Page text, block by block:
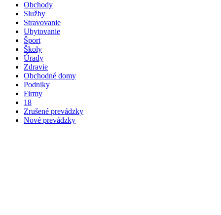
Obchody
Služby
Stravovanie
Ubytovanie
Šport
Školy
Úrady
Zdravie
Obchodné domy
Podniky
Firmy
18
Zrušené prevádzky
Nové prevádzky